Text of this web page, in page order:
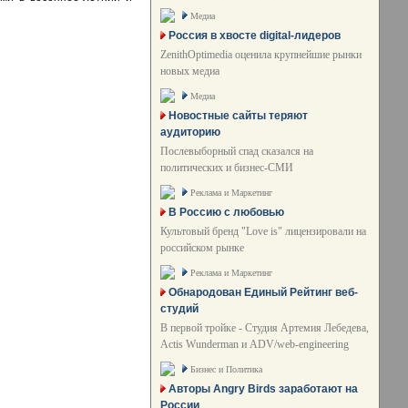
Медиа
Россия в хвосте digital-лидеров
ZenithOptimedia оценила крупнейшие рынки
новых медиа
Медиа
Новостные сайты теряют
аудиторию
Послевыборный спад сказался на
политических и бизнес-СМИ
Реклама и Маркетинг
В Россию с любовью
Культовый бренд "Love is" лицензировали на
российском рынке
Реклама и Маркетинг
Обнародован Единый Рейтинг веб-
студий
В первой тройке - Студия Артемия Лебедева,
Actis Wunderman и ADV/web-engineering
Бизнес и Политика
Авторы Angry Birds заработают на
России